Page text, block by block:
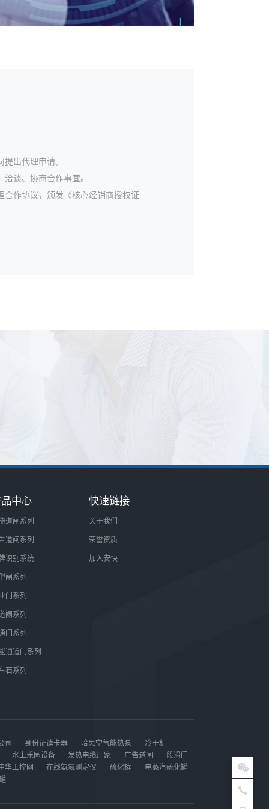
出代理申请。
谈、协商合作事宜。
作协议，颁发《核心经销商授权证
中心
道闸系列
道闸系列
识别系统
闸系列
门系列
闸系列
门系列
通道门系列
石系列
快速链接
关于我们
荣誉资质
加入安快
司 身份证读卡器 哈思空气能热泵
冷干机
水上乐园设备
发热电缆厂家 广告道闸
段滑门
华工控网
在线氨氮测定仪 硫化罐
电蒸汽硫化罐